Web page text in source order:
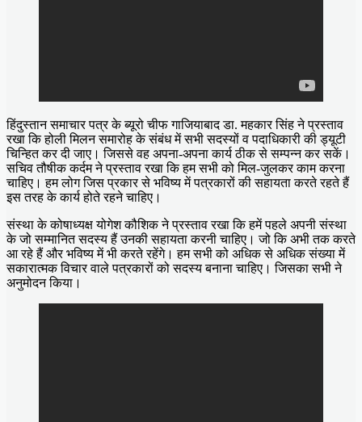
हिंदुस्तान समाचार पत्र के ब्यूरो चीफ गाजियाबाद डा. महकार सिंह ने प्रस्ताव
रखा कि होली मिलन समारोह के संबंध में सभी सदस्यों व पदाधिकारी की ड्यूटी
चिन्हित कर दी जाए। जिससे वह अपना-अपना कार्य ठीक से सम्पन्न कर सकें।
सचिव तौषीक कर्दम ने प्रस्ताव रखा कि हम सभी को मिल-जुलकर काम करना
चाहिए। हम लोग जिस प्रकार से भविष्य में पत्रकारों की सहायता करते रहते हैं
इस तरह के कार्य होते रहने चाहिए।
संस्था के कोषाध्यक्ष योगेश कौशिक ने प्रस्ताव रखा कि हमें पहले अपनी संस्था
के जो सम्मानित सदस्य हैं उनकी सहायता करनी चाहिए। जो कि अभी तक करते
आ रहे हैं और भविष्य में भी करते रहेंगे। हम सभी को अधिक से अधिक संख्या में
सकारात्मक विचार वाले पत्रकारों को सदस्य बनाना चाहिए। जिसका सभी ने
अनुमोदन किया।